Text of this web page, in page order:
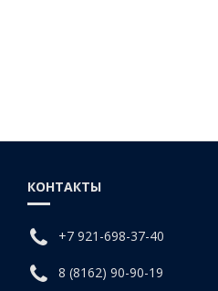
КОНТАКТЫ
+7 921-698-37-40
8 (8162) 90-90-19